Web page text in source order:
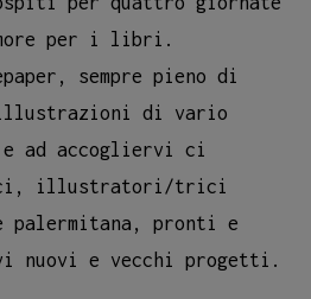
per i libri.
sempre pieno di
di vario
ad accogliervi ci
illustratori/trici
palermitana, pronti e
nuovi e vecchi progetti.